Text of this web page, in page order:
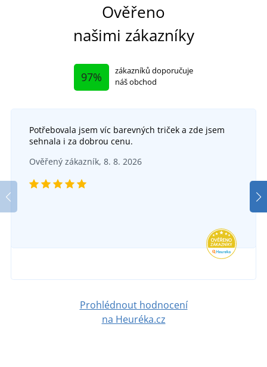
Ověřeno
našimi zákazníky
97%
zákazníků doporučuje
náš obchod
Potřebovala jsem víc barevných triček a zde jsem
sehnala i za dobrou cenu.
Ověřený zákazník, 8. 8. 2026
Prohlédnout hodnocení
na Heuréka.cz